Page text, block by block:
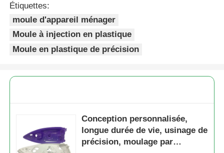
Étiquettes:
moule d'appareil ménager
Moule à injection en plastique
Moule en plastique de précision
Conception personnalisée,
longue durée de vie, usinage de
précision, moulage par